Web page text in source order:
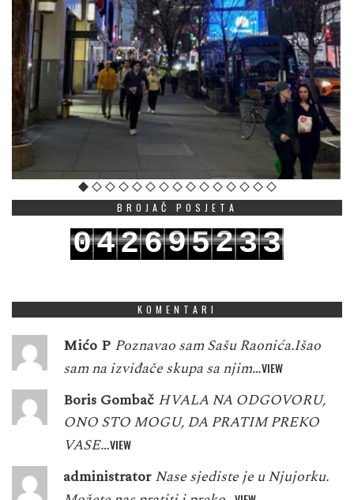
BROJAČ POSJETA
042695233
KOMENTARI
Mićo P Poznavao sam Sašu Raonića.Išao
sam na izviđače skupa sa njim…VIEW
Boris Gombač HVALA NA ODGOVORU,
ONO STO MOGU, DA PRATIM PREKO
VASE…VIEW
administrator Nase sjediste je u Njujorku.